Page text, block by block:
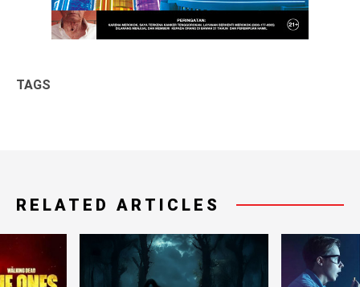
TAGS
RELATED ARTICLES